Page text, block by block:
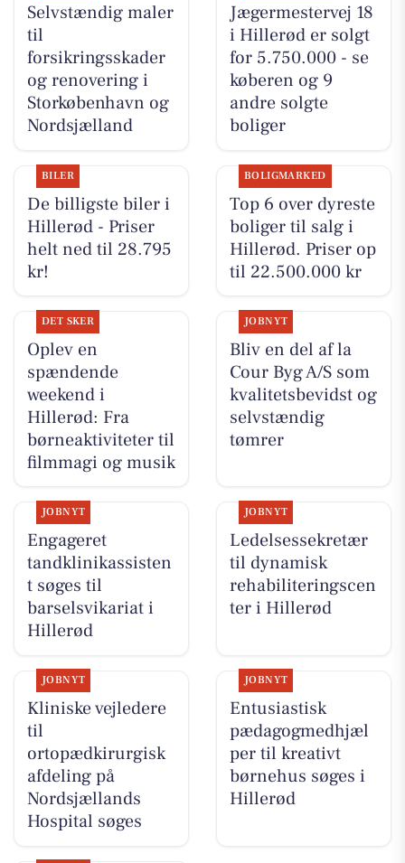
Selvstændig maler
til
forsikringsskader
og renovering i
Storkøbenhavn og
Nordsjælland
Jægermestervej 18
i Hillerød er solgt
for 5.750.000 - se
køberen og 9
andre solgte
boliger
BILER
De billigste biler i
Hillerød - Priser
helt ned til 28.795
kr!
BOLIGMARKED
Top 6 over dyreste
boliger til salg i
Hillerød. Priser op
til 22.500.000 kr
DET SKER
Oplev en
spændende
weekend i
Hillerød: Fra
børneaktiviteter til
filmmagi og musik
JOBNYT
Bliv en del af la
Cour Byg A/S som
kvalitetsbevidst og
selvstændig
tømrer
JOBNYT
Engageret
tandklinikassisten
t søges til
barselsvikariat i
Hillerød
JOBNYT
Ledelsessekretær
til dynamisk
rehabiliteringscen
ter i Hillerød
JOBNYT
Kliniske vejledere
til
ortopædkirurgisk
afdeling på
Nordsjællands
Hospital søges
JOBNYT
Entusiastisk
pædagogmedhjæl
per til kreativt
børnehus søges i
Hillerød